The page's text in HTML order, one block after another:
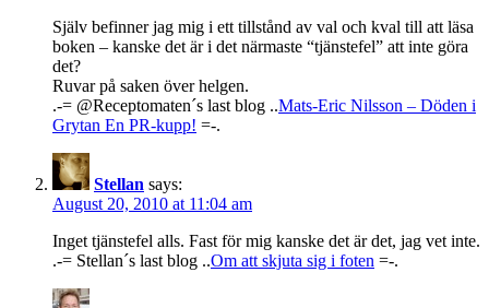
Själv befinner jag mig i ett tillstånd av val och kval till att läsa
boken – kanske det är i det närmaste “tjänstefel” att inte göra
det?
Ruvar på saken över helgen.
.-= @Receptomaten´s last blog ..Mats-Eric Nilsson – Döden i
Grytan En PR-kupp! =-.
Stellan says:
August 20, 2010 at 11:04 am
Inget tjänstefel alls. Fast för mig kanske det är det, jag vet inte.
.-= Stellan´s last blog ..Om att skjuta sig i foten =-.